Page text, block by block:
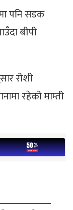
पनि सडक
बीपी
रोशी
रहेको माम्ती